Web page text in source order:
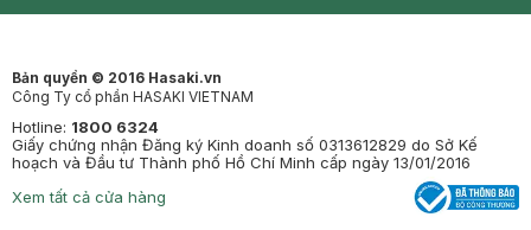
Bản quyền © 2016 Hasaki.vn
Công Ty cổ phần HASAKI VIETNAM
Hotline: 1800 6324
Giấy chứng nhận Đăng ký Kinh doanh số 0313612829 do Sở Kế
hoạch và Đầu tư Thành phố Hồ Chí Minh cấp ngày 13/01/2016
Xem tất cả cửa hàng